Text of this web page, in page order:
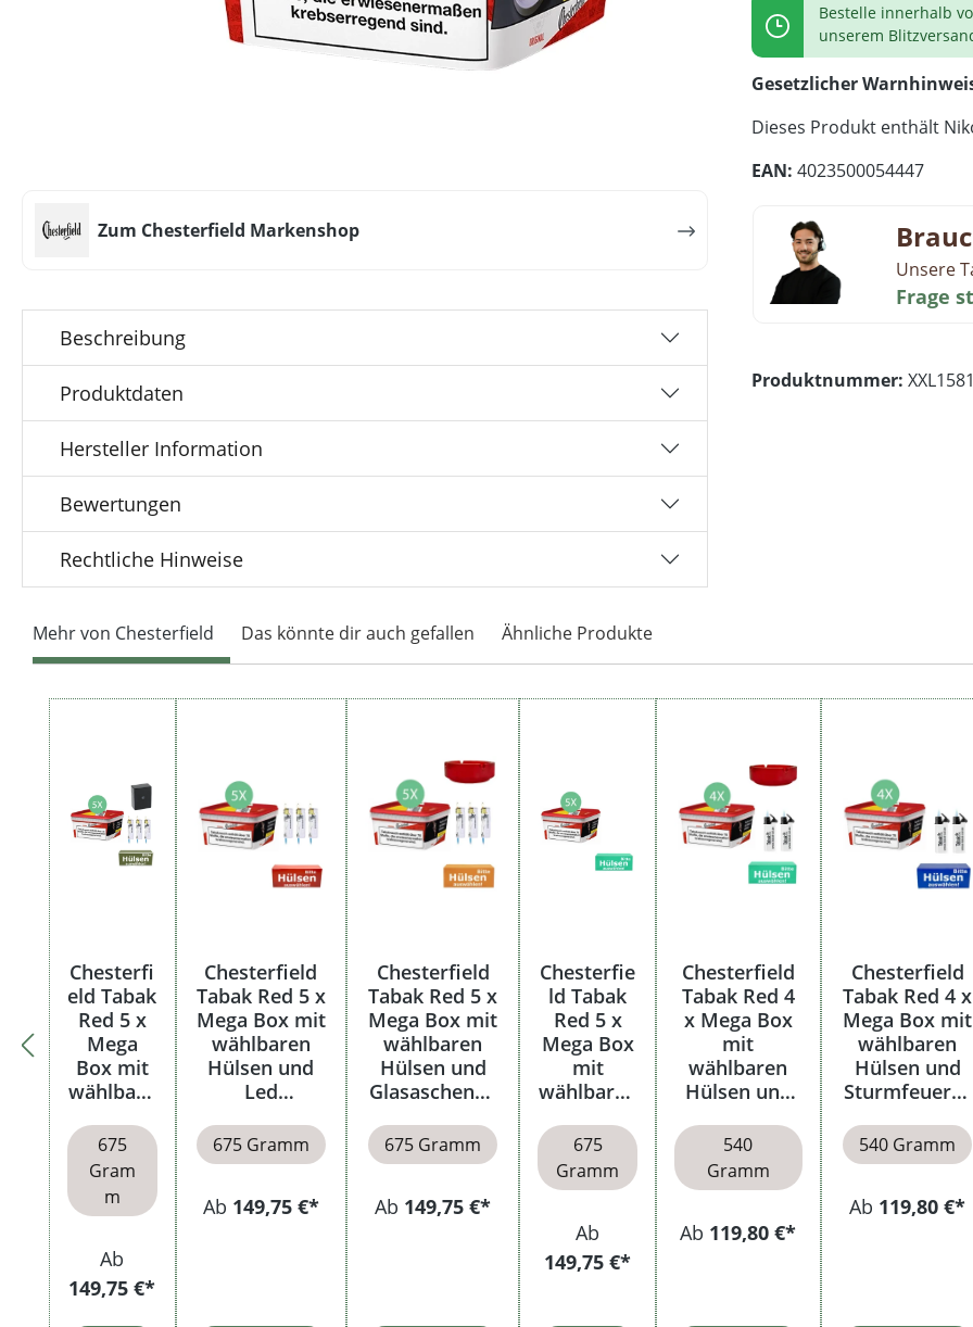
Zum Chesterfield Markenshop
Beschreibung
Produktdaten
Hersteller Information
Bewertungen
Rechtliche Hinweise
Bestelle innerhalb
unserem
Gesetzlicher
Dieses Produkt enthält
EAN: 4023500054447
Unsere
Frage
Produktnummer:
Mehr von Chesterfield Das könnte dir auch gefallen Ähnliche Produkte
Produktgalerie überspringen
Chesterfi
eld Tabak
Red 5 x
Mega
Box mit
wählbare
675
Gram
m
Ab
149,75 €*
Chesterfield
Tabak Red 5 x
Mega Box mit
wählbaren
Hülsen und
Led
675 Gramm
Ab 149,75 €*
Chesterfield
Tabak Red 5 x
Mega Box mit
wählbaren
Hülsen und
Glasaschenbe
675 Gramm
Ab 149,75 €*
Chesterfie
ld Tabak
Red 5 x
Mega Box
mit
wählbaren
n
675
Gramm
Ab
149,75 €*
Chesterfield
Tabak Red 4
x Mega Box
mit
wählbaren
Hülsen und
r
540
Gramm
Ab 119,80 €*
Chesterfield
Tabak Red 4 x
Mega Box mit
wählbaren
Hülsen und
Sturmfeuerze
540 Gramm
Ab 119,80 €*